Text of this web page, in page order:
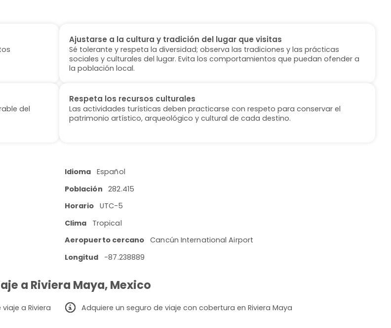
Ajustarse a la cultura y tradición del lugar que visitas
Sé tolerante y respeta la diversidad; observa las tradiciones y las prácticas
sociales y culturales del lugar. Evita los comportamientos que puedan ofender a
la población local.
del
Respeta los recursos culturales
Las actividades turísticas deben practicarse con respeto para conservar el
patrimonio artístico, arqueológico y cultural de cada destino.
Idioma Español
Población
282.415
Horario
UTC-5
Clima
Tropical
Aeropuerto cercano
Cancún International Airport
Longitud -87.238889
a Riviera Maya, Mexico
a Riviera
Adquiere un seguro de viaje con cobertura en Riviera Maya